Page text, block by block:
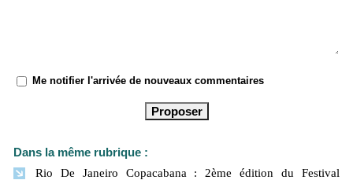
Me notifier l'arrivée de nouveaux commentaires
Dans la même rubrique :
Rio De Janeiro Copacabana : 2ème édition du Festival